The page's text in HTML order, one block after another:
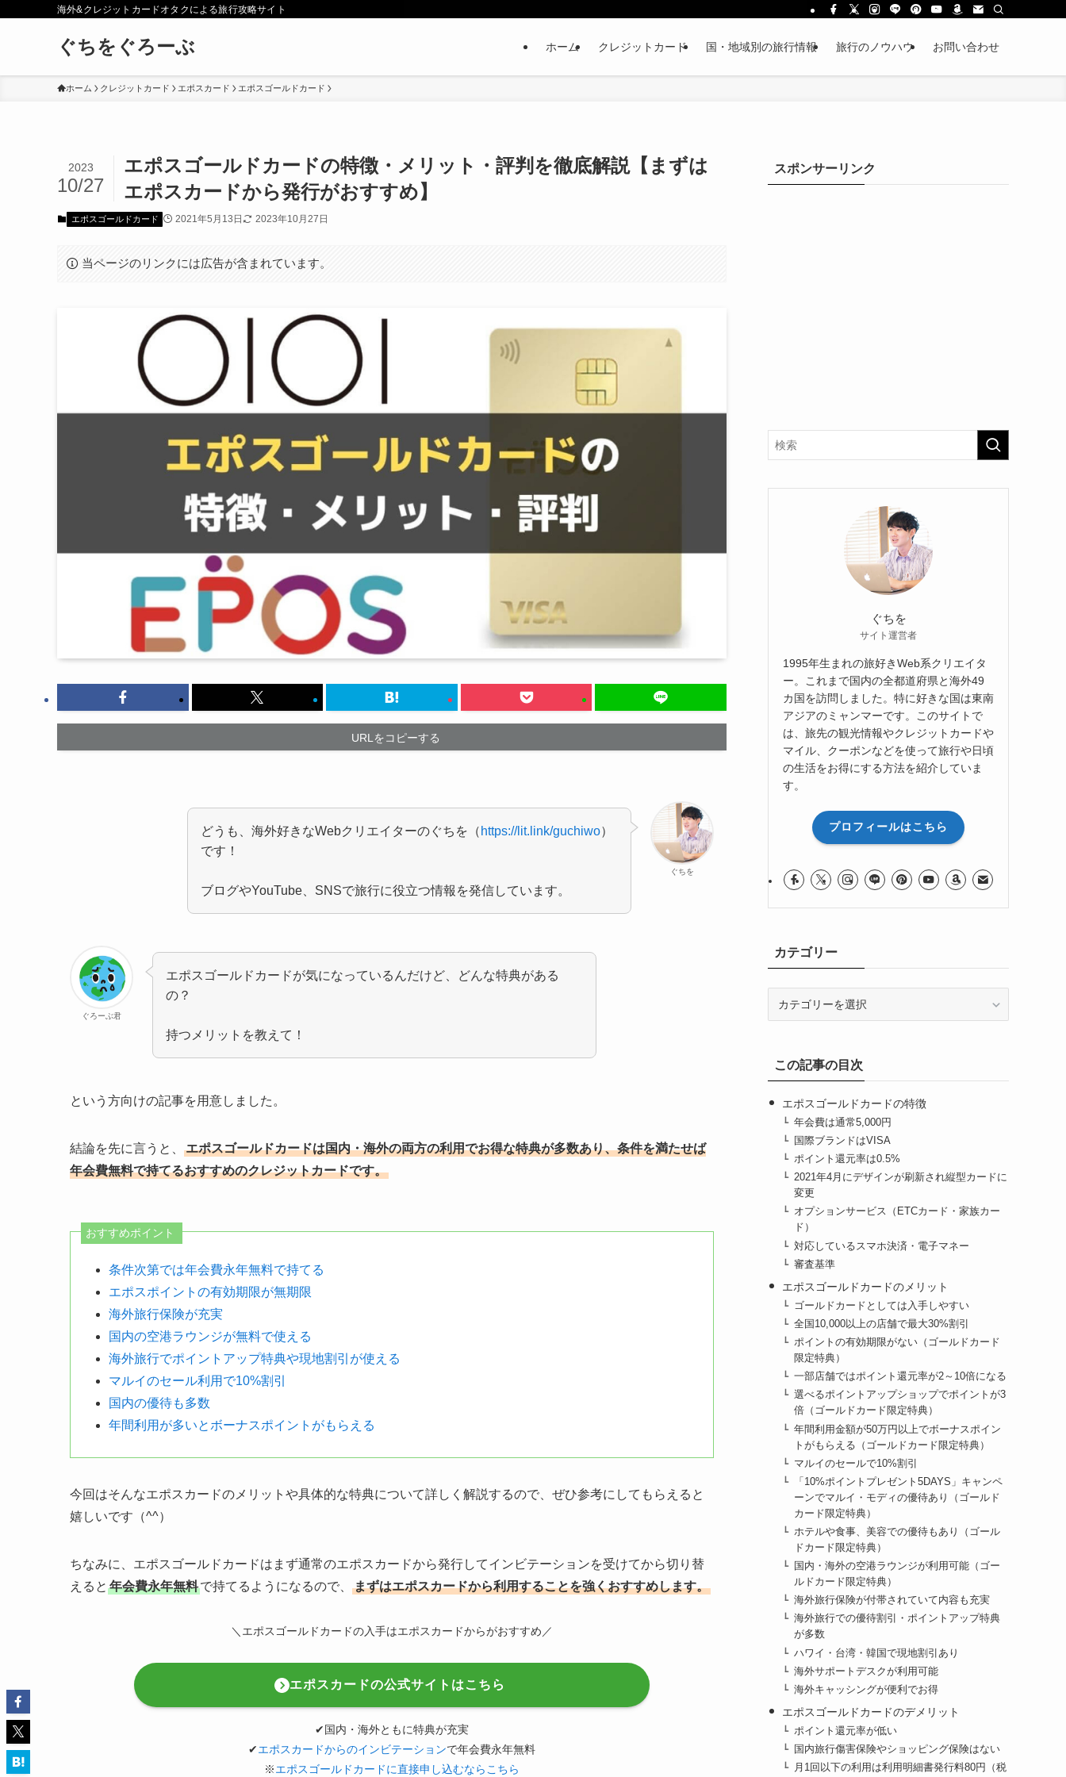
海外&クレジットカードオタクによる旅行攻略サイト
ぐちをぐろーぶ ホーム クレジットカード 国・地域別の旅行情報 旅行のノウハウ お問い合わせ
ホーム クレジットカード エポスカード エポスゴールドカード
エポスゴールドカードの特徴・メリット・評判を徹底解説【まずは
エポスカードから発行がおすすめ】
2023
10/27
エポスゴールドカード 2021年5月13日 2023年10月27日
当ページのリンクには広告が含まれています。
URLをコピーする
ぐちを
どうも、海外好きなWebクリエイターのぐちを（ https://lit.link/guchiwo）
です！
ブログやYouTube、SNSで旅行に役立つ情報を発信しています。
ぐろーぶ君
エポスゴールドカードが気になっているんだけど、どんな特典がある
の？
持つメリットを教えて！
という方向けの記事を用意しました。
結論を先に言うと、
エポスゴールドカードは国内・海外の両方の利用でお得な特典が多数あり、条件を満たせば
年会費無料で持てるおすすめのクレジットカードです。
おすすめポイント
条件次第では年会費永年無料で持てる
エポスポイントの有効期限が無期限
海外旅行保険が充実
国内の空港ラウンジが無料で使える
海外旅行でポイントアップ特典や現地割引が使える
マルイのセール利用で10%割引
国内の優待も多数
年間利用が多いとボーナスポイントがもらえる
今回はそんなエポスカードのメリットや具体的な特典について詳しく解説するので、ぜひ参考にしてもらえると
嬉しいです（^^）
ちなみに、エポスゴールドカードはまず通常のエポスカードから発行してインビテーションを受けてから切り替
えると 年会費永年無料で持てるようになるので、 まずはエポスカードから利用することを強くおすすめします。
＼エポスゴールドカードの入手はエポスカードからがおすすめ／
エポスカードの公式サイトはこちら
✔︎国内・海外ともに特典が充実
✔︎エポスカードからのインビテーションで年会費永年無料
※エポスゴールドカードに直接申し込むならこちら
スポンサーリンク
ぐちを
サイト運営者
1995年生まれの旅好きWeb系クリエイタ
ー。これまで国内の全都道府県と海外49
カ国を訪問しました。特に好きな国は東南
アジアのミャンマーです。このサイトで
は、旅先の観光情報やクレジットカードや
マイル、クーポンなどを使って旅行や日頃
の生活をお得にする方法を紹介していま
す。
プロフィールはこちら
カテゴリー
ーこの記事の目次
エポスゴールドカードの特徴
年会費は通常5,000円
国際ブランドはVISA
ポイント還元率は0.5%
2021年4月にデザインが刷新され縦型カードに
変更
オプションサービス（ETCカード・家族カー
ド）
対応しているスマホ決済・電子マネー
審査基準
エポスゴールドカードのメリット
ゴールドカードとしては入手しやすい
全国10,000以上の店舗で最大30%割引
ポイントの有効期限がない（ゴールドカード
限定特典）
一部店舗ではポイント還元率が2～10倍になる
選べるポイントアップショップでポイントが3
倍（ゴールドカード限定特典）
年間利用金額が50万円以上でボーナスポイン
トがもらえる（ゴールドカード限定特典）
マルイのセールで10%割引
「10%ポイントプレゼント5DAYS」キャンペ
ーンでマルイ・モディの優待あり（ゴールド
カード限定特典）
ホテルや食事、美容での優待もあり（ゴール
ドカード限定特典）
国内・海外の空港ラウンジが利用可能（ゴー
ルドカード限定特典）
海外旅行保険が付帯されていて内容も充実
海外旅行での優待割引・ポイントアップ特典
が多数
ハワイ・台湾・韓国で現地割引あり
海外サポートデスクが利用可能
海外キャッシングが便利でお得
エポスゴールドカードのデメリット
ポイント還元率が低い
国内旅行傷害保険やショッピング保険はない
月1回以下の利用は利用明細書発行料80円（税